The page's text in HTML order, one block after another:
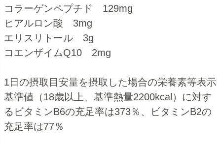
コラーゲンペプチド 129mg
ヒアルロン酸 3mg
エリスリトール 3g
コエンザイムQ10 2mg
1日の摂取目安量を摂取した場合の栄養素等表示
基準値（18歳以上、基準熱量2200kcal）に対す
るビタミンB6の充足率は373％、ビタミンB2の
充足率は77％